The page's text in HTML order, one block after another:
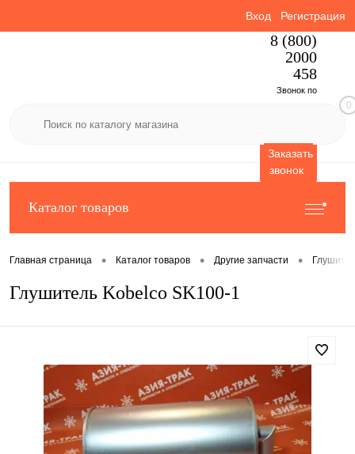
Вход Регистрация
8 (800)
2000
458
Звонок по
Заказать
звонок
0
Каталог товаров
Главная страница • Каталог товаров • Другие запчасти •
Глушитель Kobelco SK100-1